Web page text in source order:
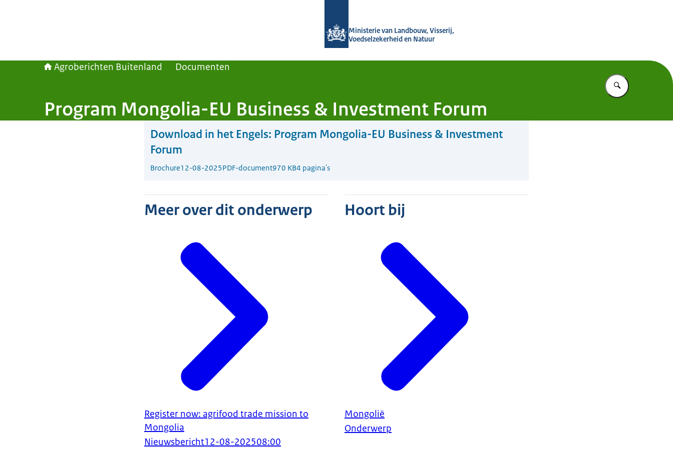
Ministerie van Landbouw, Visserij,
Voedselzekerheid en Natuur
Agroberichten Buitenland Documenten
Vul in wat u
Program Mongolia-EU Business & Investment Forum
Download in het Engels: Program Mongolia-EU Business & Investment
Forum
Brochure12-08-2025PDF-document970 KB4 pagina's
Meer over dit onderwerp
Register now: agrifood trade mission to
Mongolia
Nieuwsbericht12-08-202508:00
Hoort bij
Mongolië
Onderwerp